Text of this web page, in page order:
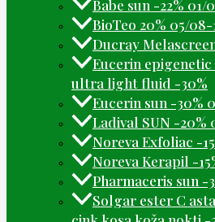
Babe sun -22% 01/
BioTeo 20% 05/08-
Ducray
Eucerin
ultra light fluid -30%
Eucerin sun -30%
Ladival SUN -20%
Noreva Exfoliac -
Noreva Kerapil -
Pharmaceris sun -
Solgar ester C